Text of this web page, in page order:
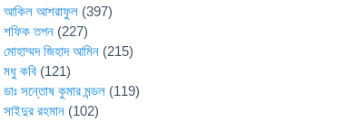
আকিল আশরাফুল (397)
শফিক তপন (227)
মোহাম্মদ জিহাদ আমিন (215)
মধু কবি (121)
ডাঃ সন্তোষ কুমার মন্ডল (119)
সাইদুর রহমান (102)